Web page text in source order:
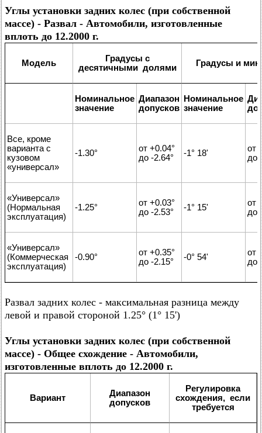
Углы установки задних колес (при собственной
массе) - Развал - Автомобили, изготовленные
вплоть до 12.2000 г.
Модель
Градусы с
десятичными долями
Градусы и
Номинальное
значение
Диапазон
допусков
Номинальное
значение
Все, кроме
варианта с
кузовом
«универсал»
-1.30°
от +0.04°
до -2.64°
-1° 18'
от
до
«Универсал»
(Нормальная
эксплуатация)
-1.25°
от +0.03°
до -2.53°
-1° 15'
от
до
«Универсал»
(Коммерческая
эксплуатация)
-0.90°
от +0.35°
до -2.15°
-0° 54'
от
до
Развал задних колес - максимальная разница между
левой и правой стороной 1.25° (1° 15')
Углы установки задних колес (при собственной
массе) - Общее схождение - Автомобили,
изготовленные вплоть до 12.2000 г.
Вариант
Диапазон
допусков
Регулировка
схождения, если
требуется